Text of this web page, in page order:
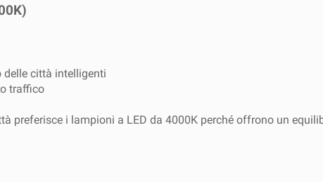
delle città intelligenti
traffico
preferisce i lampioni a LED da 4000K perché offrono un